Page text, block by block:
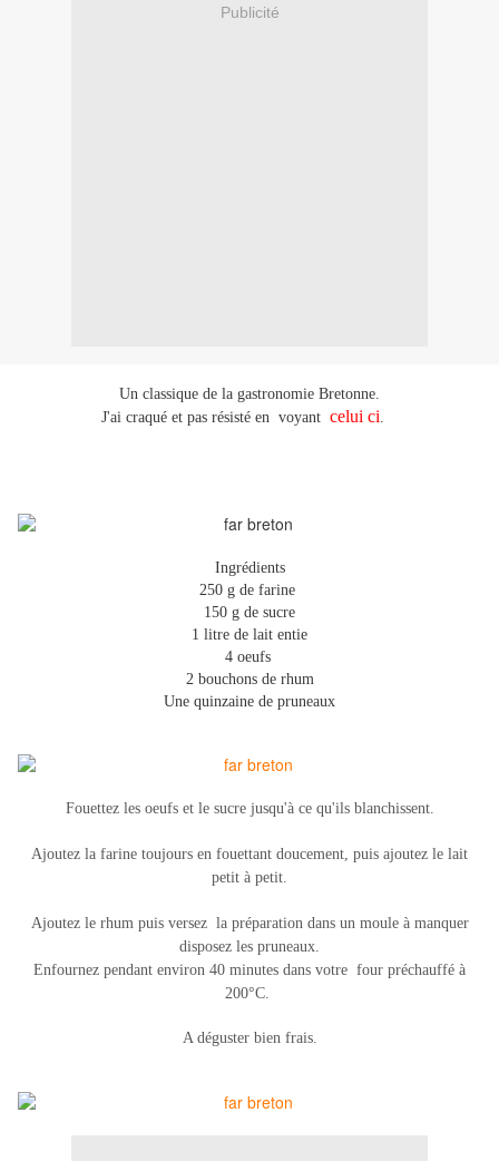
Publicité
Un classique de la gastronomie Bretonne.
J'ai craqué et pas résisté en voyant celui ci.
Ingrédients
250 g de farine
150 g de sucre
1 litre de lait entie
4 oeufs
2 bouchons de rhum
Une quinzaine de pruneaux
Fouettez les oeufs et le sucre jusqu'à ce qu'ils blanchissent.
Ajoutez la farine toujours en fouettant doucement, puis ajoutez le lait
petit à petit.
Ajoutez le rhum puis versez la préparation dans un moule à manquer
disposez les pruneaux.
Enfournez pendant environ 40 minutes dans votre four préchauffé à
200°C.
A déguster bien frais.